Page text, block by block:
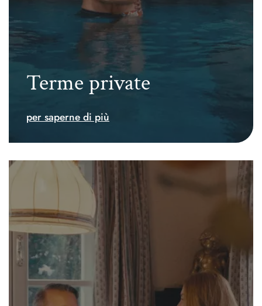
Terme private
per saperne di più